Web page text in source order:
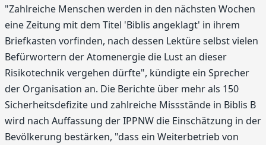
"Zahlreiche Menschen werden in den nächsten Wochen
eine Zeitung mit dem Titel 'Biblis angeklagt' in ihrem
Briefkasten vorfinden, nach dessen Lektüre selbst vielen
Befürwortern der Atomenergie die Lust an dieser
Risikotechnik vergehen dürfte", kündigte ein Sprecher
der Organisation an. Die Berichte über mehr als 150
Sicherheitsdefizite und zahlreiche Missstände in Biblis B
wird nach Auffassung der IPPNW die Einschätzung in der
Bevölkerung bestärken, "dass ein Weiterbetrieb von